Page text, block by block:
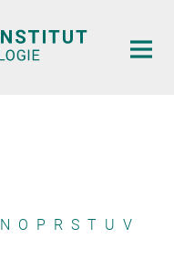
N O P R S T U V